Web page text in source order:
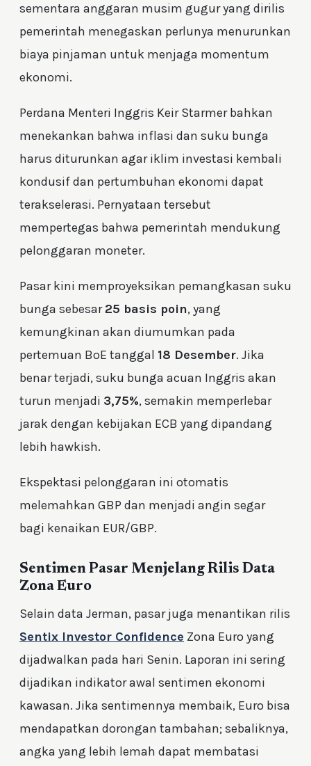
sementara anggaran musim gugur yang dirilis
pemerintah menegaskan perlunya menurunkan
biaya pinjaman untuk menjaga momentum
ekonomi.
Perdana Menteri Inggris Keir Starmer bahkan
menekankan bahwa inflasi dan suku bunga
harus diturunkan agar iklim investasi kembali
kondusif dan pertumbuhan ekonomi dapat
terakselerasi. Pernyataan tersebut
mempertegas bahwa pemerintah mendukung
pelonggaran moneter.
Pasar kini memproyeksikan pemangkasan suku
bunga sebesar25 basis poin, yang
kemungkinan akan diumumkan pada
pertemuan BoE tanggal 18 Desember. Jika
benar terjadi, suku bunga acuan Inggris akan
turun menjadi 3,75%, semakin memperlebar
jarak dengan kebijakan ECB yang dipandang
lebih hawkish.
Ekspektasi pelonggaran ini otomatis
melemahkan GBP dan menjadi angin segar
bagi kenaikan EUR/GBP.
Sentimen Pasar Menjelang Rilis Data
Zona Euro
Selain data Jerman, pasar juga menantikan rilis
Sentix Investor Confidence Zona Euro yang
dijadwalkan pada hari Senin. Laporan ini sering
dijadikan indikator awal sentimen ekonomi
kawasan. Jika sentimennya membaik, Euro bisa
mendapatkan dorongan tambahan; sebaliknya,
angka yang lebih lemah dapat membatasi